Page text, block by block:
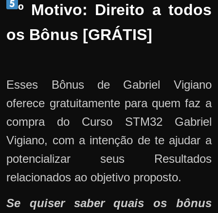
º Motivo: Direito a todos
os Bônus [GRÁTIS]
Esses Bônus de Gabriel Vigiano
oferece gratuitamente para quem faz a
compra do Curso STM32 Gabriel
Vigiano, com a intenção de te ajudar a
potencializar seus Resultados
relacionados ao objetivo proposto.
Se quiser saber quais os bônus